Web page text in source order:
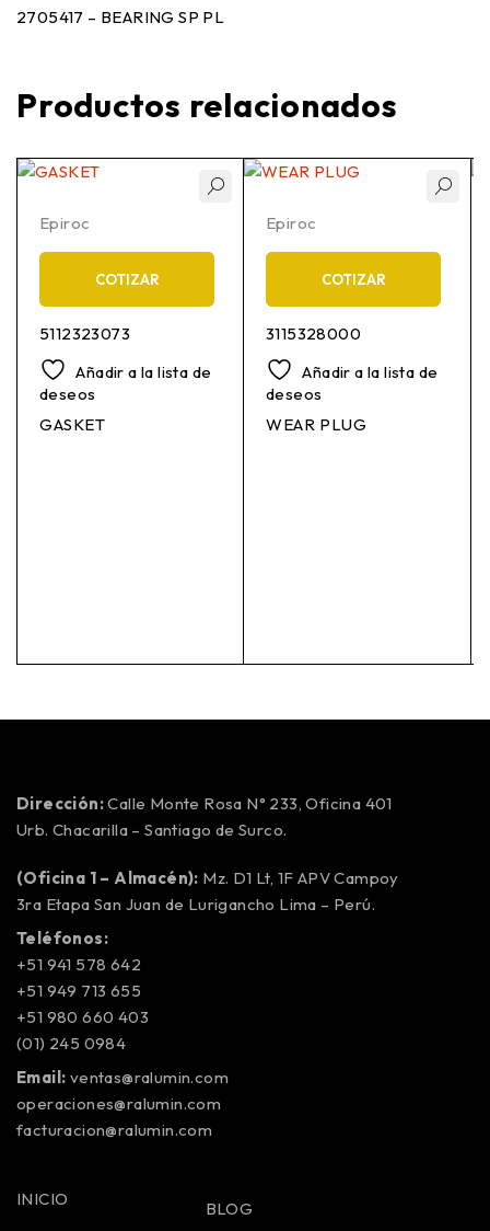
2705417 – BEARING SP PL
Productos relacionados
Epiroc
COTIZAR
5112323073
Añadir a la lista de
deseos
GASKET
Epiroc
COTIZAR
3115328000
Añadir a la lista de
deseos
WEAR PLUG
Dirección:Calle Monte Rosa N° 233, Oficina 401
Urb. Chacarilla – Santiago de Surco.
(Oficina 1 – Almacén): Mz. D1 Lt, 1F APV Campoy
3ra Etapa San Juan de Lurigancho Lima – Perú.
Teléfonos:
+51 941 578 642
+51 949 713 655
+51 980 660 403
(01) 245 0984
Email: ventas@ralumin.com
operaciones@ralumin.com
facturacion@ralumin.com
INICIO BLOG